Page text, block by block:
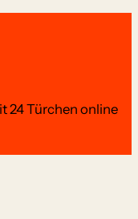
24 Türchen online